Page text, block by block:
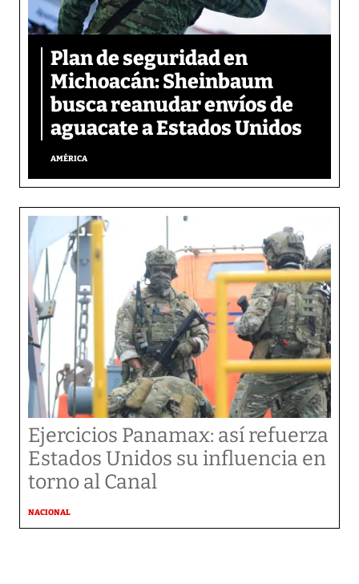
Plan de seguridad en
Michoacán: Sheinbaum
busca reanudar envíos de
aguacate a Estados Unidos
AMÉRICA
Ejercicios Panamax: así refuerza
Estados Unidos su influencia en
torno al Canal
NACIONAL